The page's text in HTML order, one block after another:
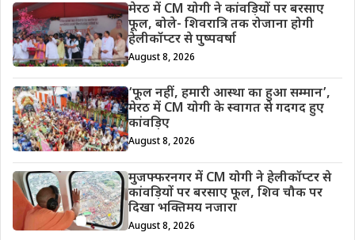
मेरठ में CM योगी ने कांवड़ियों पर बरसाए
फूल, बोले- शिवरात्रि तक रोजाना होगी
हेलीकॉप्टर से पुष्पवर्षा
August 8, 2026
‘फूल नहीं, हमारी आस्था का हुआ सम्मान’,
मेरठ में CM योगी के स्वागत से गदगद हुए
कांवड़िए
August 8, 2026
मुजफ्फरनगर में CM योगी ने हेलीकॉप्टर से
कांवड़ियों पर बरसाए फूल, शिव चौक पर
दिखा भक्तिमय नजारा
August 8, 2026